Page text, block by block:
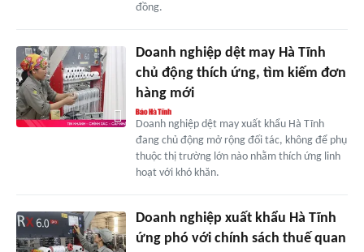
đồng.
Doanh nghiệp dệt may Hà Tĩnh
chủ động thích ứng, tìm kiếm đơn
hàng mới
Doanh nghiệp dệt may xuất khẩu Hà Tĩnh
đang chủ động mở rộng đối tác, không để phụ
thuộc thị trường lớn nào nhằm thích ứng linh
hoạt với khó khăn.
Doanh nghiệp xuất khẩu Hà Tĩnh
ứng phó với chính sách thuế quan